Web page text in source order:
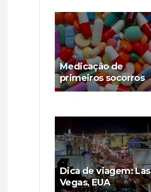
Medicação de
primeiros socorros
Dica de viagem: Las
Vegas, EUA